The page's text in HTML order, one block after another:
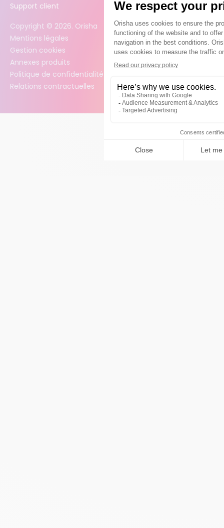
Support client
Copyright © 2026. Orisha
Mentions légales
Gestion cookies
Annexes produits
Politique de confidentialité des données
Relations contractuelles